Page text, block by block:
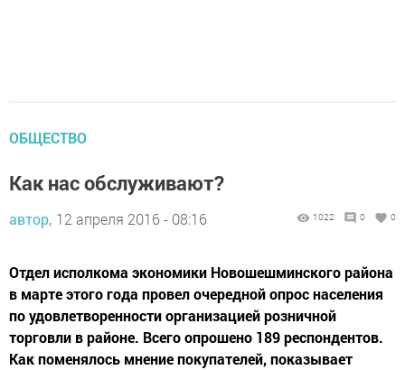
ОБЩЕСТВО
Как нас обслуживают?
автор, 12 апреля 2016 - 08:16 1022 0 0
Отдел исполкома экономики Новошешминского района
в марте этого года провел очередной опрос населения
по удовлетворенности организацией розничной
торговли в районе. Всего опрошено 189 респондентов.
Как поменялось мнение покупателей, показывает